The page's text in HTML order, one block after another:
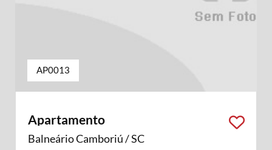
AP0013
Apartamento
Balneário Camboriú / SC